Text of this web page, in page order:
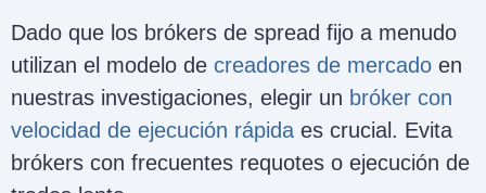
Dado que los brókers de spread fijo a menudo
utilizan el modelo de creadores de mercado en
nuestras investigaciones, elegir un bróker con
velocidad de ejecución rápida es crucial. Evita
brókers con frecuentes requotes o ejecución de